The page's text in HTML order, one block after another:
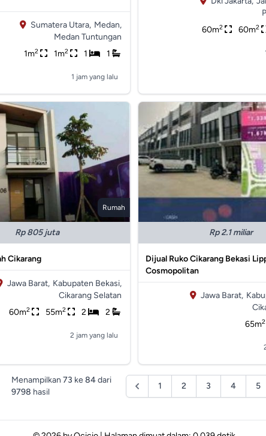
Sumatera Utara, Medan,
Medan Tuntungan
1m2 1m2 1 1
1 jam yang lalu
60m2 60m2
Rumah
Rp 805 juta
Cikarang
Jawa Barat, Kabupaten Bekasi,
Cikarang Selatan
60m2 55m2 2 2
2 jam yang lalu
Rp 2.1 miliar
Dijual Ruko Cikarang Bekasi
Cosmopolitan
Jawa Barat,
65m2
Menampilkan 73 ke84dari
9798 hasil
1 2 3 4 5